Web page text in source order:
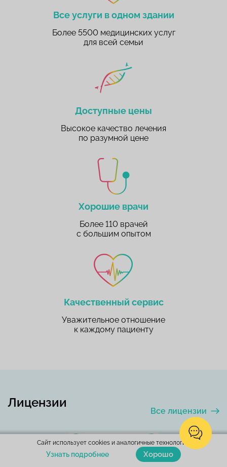
Все услуги в одном здании
Более 5500 медицинских услуг
для всей семьи
Доступные цены
Высокое качество лечения
по разумной цене
Хорошие врачи
Более 110 врачей
с большим опытом
Качественный сервис
Уважительное отношение
к каждому пациенту
Лицензии
Все лицензии
Сайт использует cookies и аналогичные технологии.
Узнать подробнее Хорошо